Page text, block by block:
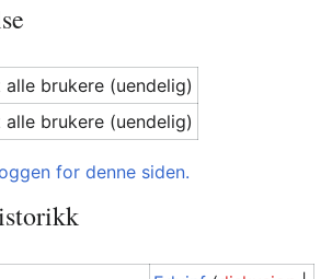
alle brukere (uendelig)
alle brukere (uendelig)
for denne siden.